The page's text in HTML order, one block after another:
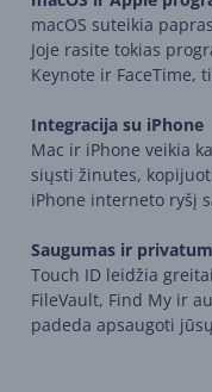
macOS suteikia
Joje rasite tokias
Keynote ir FaceTime,
Integracija su iPhone
Mac ir iPhone veikia
siųsti žinutes,
iPhone interneto ryšį
Saugumas ir
Touch ID leidžia
FileVault, Find My ir
padeda apsaugoti